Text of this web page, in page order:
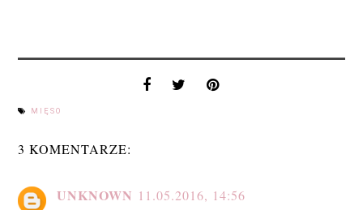
MIĘSO
3 KOMENTARZE:
UNKNOWN 11.05.2016, 14:56